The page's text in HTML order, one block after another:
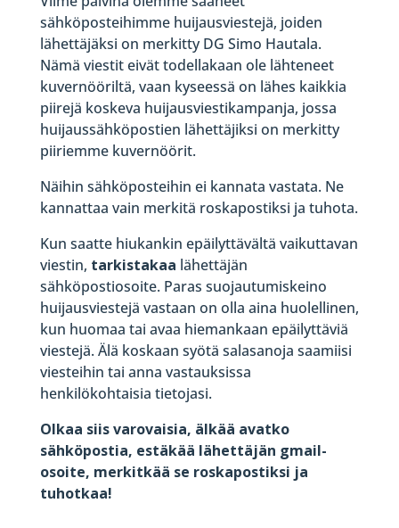
sähköposteihimme huijausviestejä, joiden
lähettäjäksi on merkitty DG Simo Hautala.
Nämä viestit eivät todellakaan ole lähteneet
kuvernööriltä, vaan kyseessä on lähes kaikkia
piirejä koskeva huijausviestikampanja, jossa
huijaussähköpostien lähettäjiksi on merkitty
piiriemme kuvernöörit.
Näihin sähköposteihin ei kannata vastata. Ne
kannattaa vain merkitä roskapostiksi ja tuhota.
Kun saatte hiukankin epäilyttävältä vaikuttavan
viestin, tarkistakaa lähettäjän
sähköpostiosoite. Paras suojautumiskeino
huijausviestejä vastaan on olla aina huolellinen,
kun huomaa tai avaa hiemankaan epäilyttäviä
viestejä. Älä koskaan syötä salasanoja saamiisi
viesteihin tai anna vastauksissa
henkilökohtaisia tietojasi.
Olkaa siis varovaisia, älkää avatko
sähköpostia, estäkää lähettäjän gmail-
osoite, merkitkää se roskapostiksi ja
tuhotkaa!